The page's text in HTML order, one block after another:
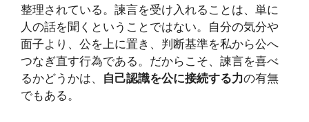
整理されている。諫言を受け入れることは、単に
人の話を聞くということではない。自分の気分や
面子より、公を上に置き、判断基準を私から公へ
つなぎ直す行為である。だからこそ、諫言を喜べ
るかどうかは、 自己認識を公に接続する力の有無
でもある。